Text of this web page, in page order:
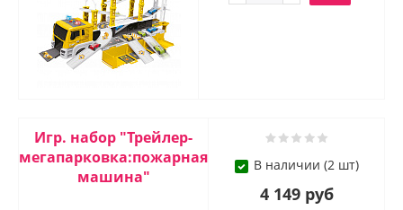
Игр. набор "Трейлер-
мегапарковка:пожарная
машина"
В наличии (2 шт)
4 149 руб